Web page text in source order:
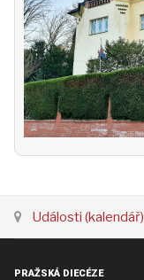
Události (kalendář)
PRAŽSKÁ DIECÉZE